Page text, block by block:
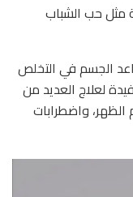
حب الشباب
الجسم في التخلص
لعلاج العديد من
الظهر، واضطرابات